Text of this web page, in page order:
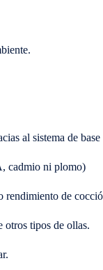
al sistema de
cadmio ni plomo)
rendimiento de
otros tipos de ollas.